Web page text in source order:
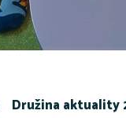
Družina aktuality